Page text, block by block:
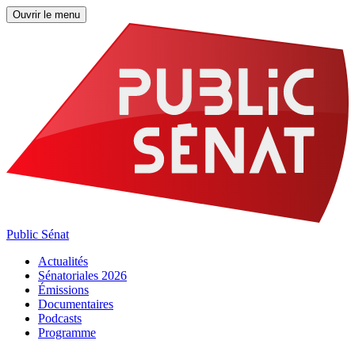
Ouvrir le menu
Public Sénat
Actualités
Sénatoriales 2026
Émissions
Documentaires
Podcasts
Programme